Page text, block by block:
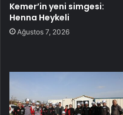
Kemer’in yeni simgesi:
Henna Heykeli
Ağustos 7, 2026